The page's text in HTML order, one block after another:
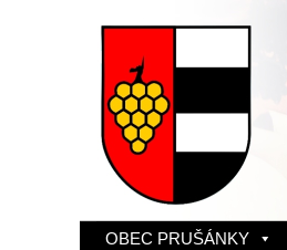
Skip to content
OBEC PRUŠÁNKY